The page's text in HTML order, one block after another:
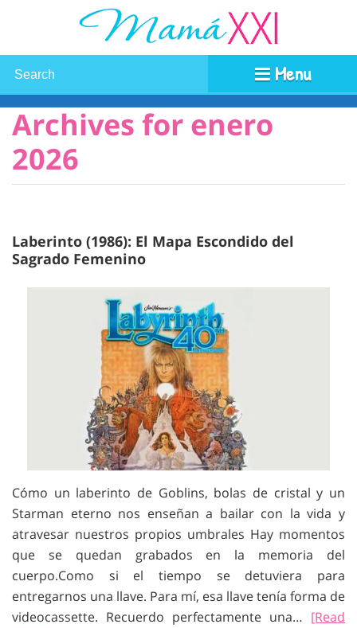
Menu
Archives for enero
2026
Laberinto (1986): El Mapa Escondido del
Sagrado Femenino
Cómo un laberinto de Goblins, bolas de cristal y un
Starman eterno nos enseñan a bailar con la vida y
atravesar nuestros propios umbrales Hay momentos
que se quedan grabados en la memoria del
cuerpo.Como si el tiempo se detuviera para
entregarnos una llave. Para mí, esa llave tenía forma de
videocassette. Recuerdo perfectamente una… [Read